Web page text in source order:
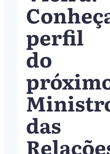
perfil
do
das